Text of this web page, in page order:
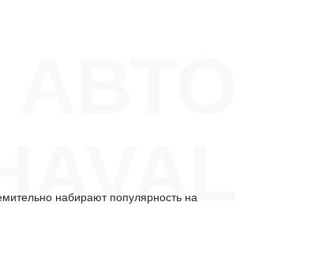
набирают популярность на